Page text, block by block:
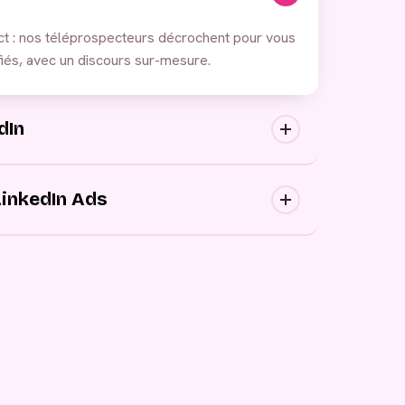
: nos téléprospecteurs décrochent pour vous
avec un discours sur-mesure.
canaux, avec des messages personnalisés.
Ads